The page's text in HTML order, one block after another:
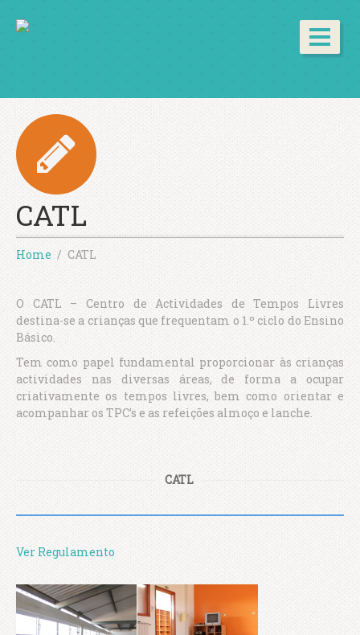
CATL
Home CATL
O CATL – Centro de Actividades de Tempos Livres
destina-se a crianças que frequentam o 1.º ciclo do Ensino
Básico.
Tem como papel fundamental proporcionar às crianças
actividades nas diversas áreas, de forma a ocupar
criativamente os tempos livres, bem como orientar e
acompanhar os TPC’s e as refeições almoço e lanche.
CATL
Ver Regulamento